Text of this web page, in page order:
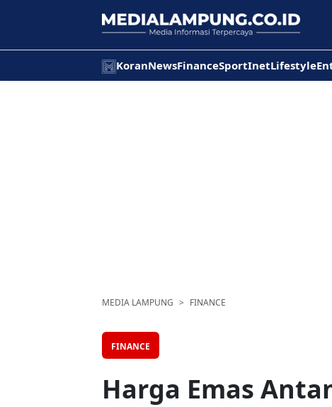
KoranNewsFinanceSportInetLifestyle
MEDIA LAMPUNG FINANCE
FINANCE
Harga Emas